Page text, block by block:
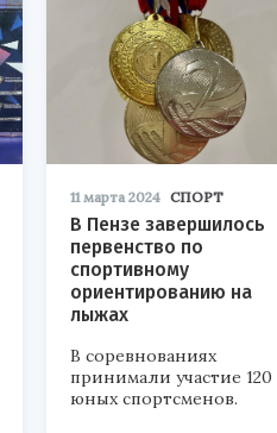
11 марта 2024 СПОРТ
В Пензе завершилось
первенство по
спортивному
ориентированию на
лыжах
В соревнованиях
принимали участие 120
юных спортсменов.